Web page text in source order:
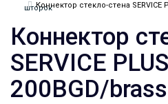
шторок
Коннектор стекло-стена SERVICE
Коннектор
SERVICE
200BGD/brass